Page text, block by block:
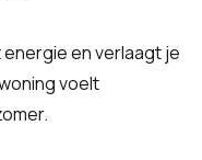
en verlaagt je
voelt